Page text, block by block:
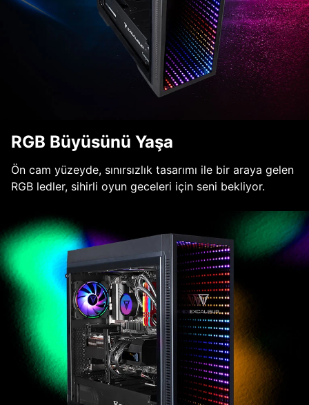
RGB Büyüsünü Yaşa
Ön cam yüzeyde, sınırsızlık tasarımı ile bir araya gelen
RGB ledler, sihirli oyun geceleri için seni bekliyor.